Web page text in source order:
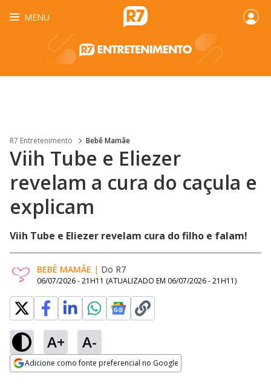
MENU
R7 Entretenimento Bebê Mamãe
Viih Tube e Eliezer
revelam a cura do caçula e
explicam
Viih Tube e Eliezer revelam cura do filho e falam!
BEBÊ MAMÃE | Do R7
06/07/2026 - 21H11 (ATUALIZADO EM 06/07/2026 - 21H11)
A+ A-
Adicione como fonte preferencial no Google